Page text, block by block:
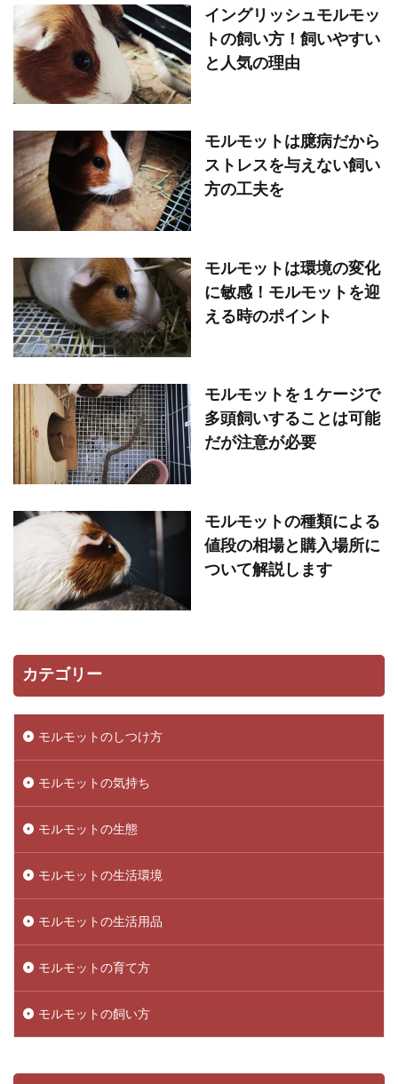
イングリッシュモルモッ
トの飼い方！飼いやすい
と人気の理由
モルモットは臆病だから
ストレスを与えない飼い
方の工夫を
モルモットは環境の変化
に敏感！モルモットを迎
える時のポイント
モルモットを１ケージで
多頭飼いすることは可能
だが注意が必要
モルモットの種類による
値段の相場と購入場所に
ついて解説します
カテゴリー
モルモットのしつけ方
モルモットの気持ち
モルモットの生態
モルモットの生活環境
モルモットの生活用品
モルモットの育て方
モルモットの飼い方